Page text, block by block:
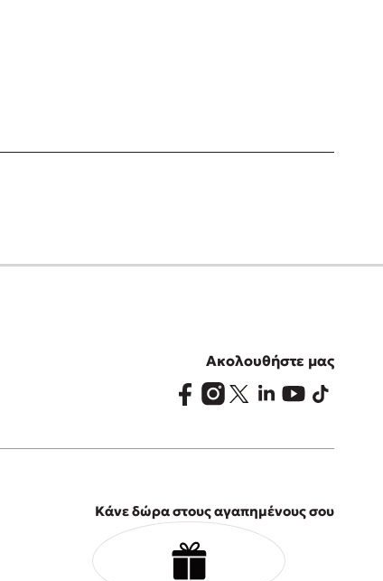
Ακολουθήστε μας
Κάνε δώρα στους αγαπημένους σου